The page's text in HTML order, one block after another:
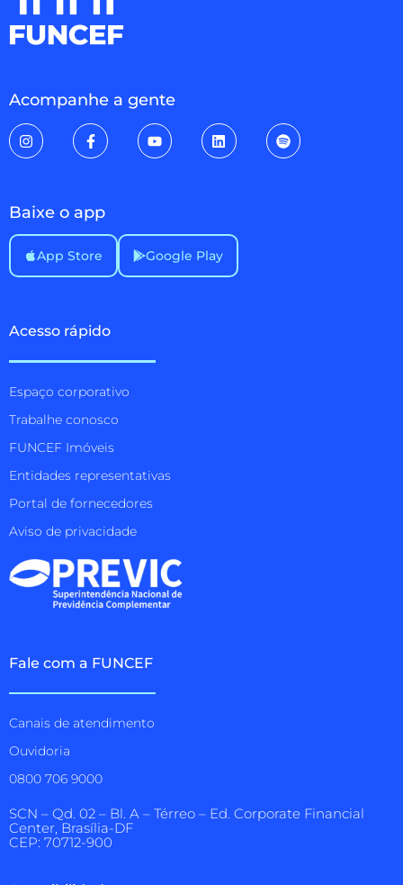
Acompanhe a gente
Baixe o app
App Store Google Play
Acesso rápido
Espaço corporativo
Trabalhe conosco
FUNCEF Imóveis
Entidades representativas
Portal de fornecedores
Aviso de privacidade
Fale com a FUNCEF
Canais de atendimento
Ouvidoria
0800 706 9000
SCN – Qd. 02 – Bl. A – Térreo – Ed. Corporate Financial
Center, Brasília-DF
CEP: 70712-900